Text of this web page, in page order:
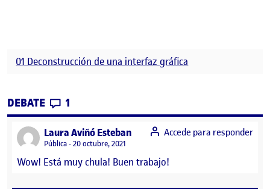
01 Deconstrucción de una interfaz gráfica
DEBATE CONTRIBUTIONS
1
Laura Aviñó Estebansays:
Visibilidad:
Pública 20 octubre, 2021
Wow! Está muy chula! Buen trabajo!
Accede para responder